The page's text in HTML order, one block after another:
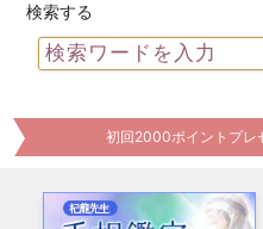
検索する
初回2000ポイントプレ